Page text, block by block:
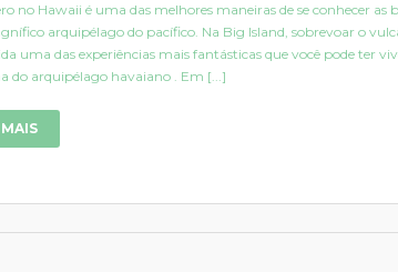
no Hawaii é uma das melhores maneiras de se conhecer as
arquipélago do pacífico. Na Big Island, sobrevoar o
uma das experiências mais fantásticas que você pode ter
do arquipélago havaiano . Em [...]